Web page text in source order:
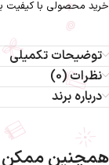
خرید محصولی با کیفیت
توضیحات تکمیلی
نظرات (0)
درباره برند
همچنین ممکن